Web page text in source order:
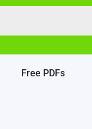
Free PDFs